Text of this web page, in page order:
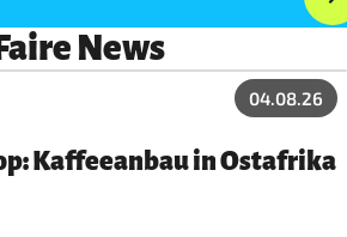
News
04.08.26
Kaffeeanbau in Ostafrika